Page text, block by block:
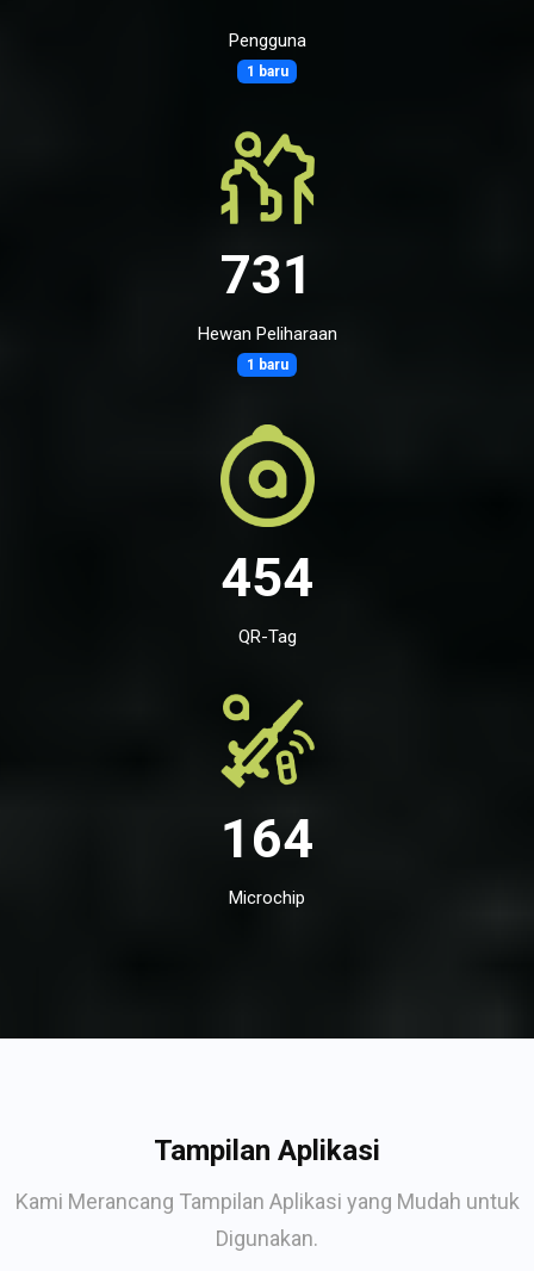
Pengguna
1 baru
731
Hewan Peliharaan
1 baru
454
QR-Tag
164
Microchip
Tampilan Aplikasi
Kami Merancang Tampilan Aplikasi yang Mudah untuk
Digunakan.